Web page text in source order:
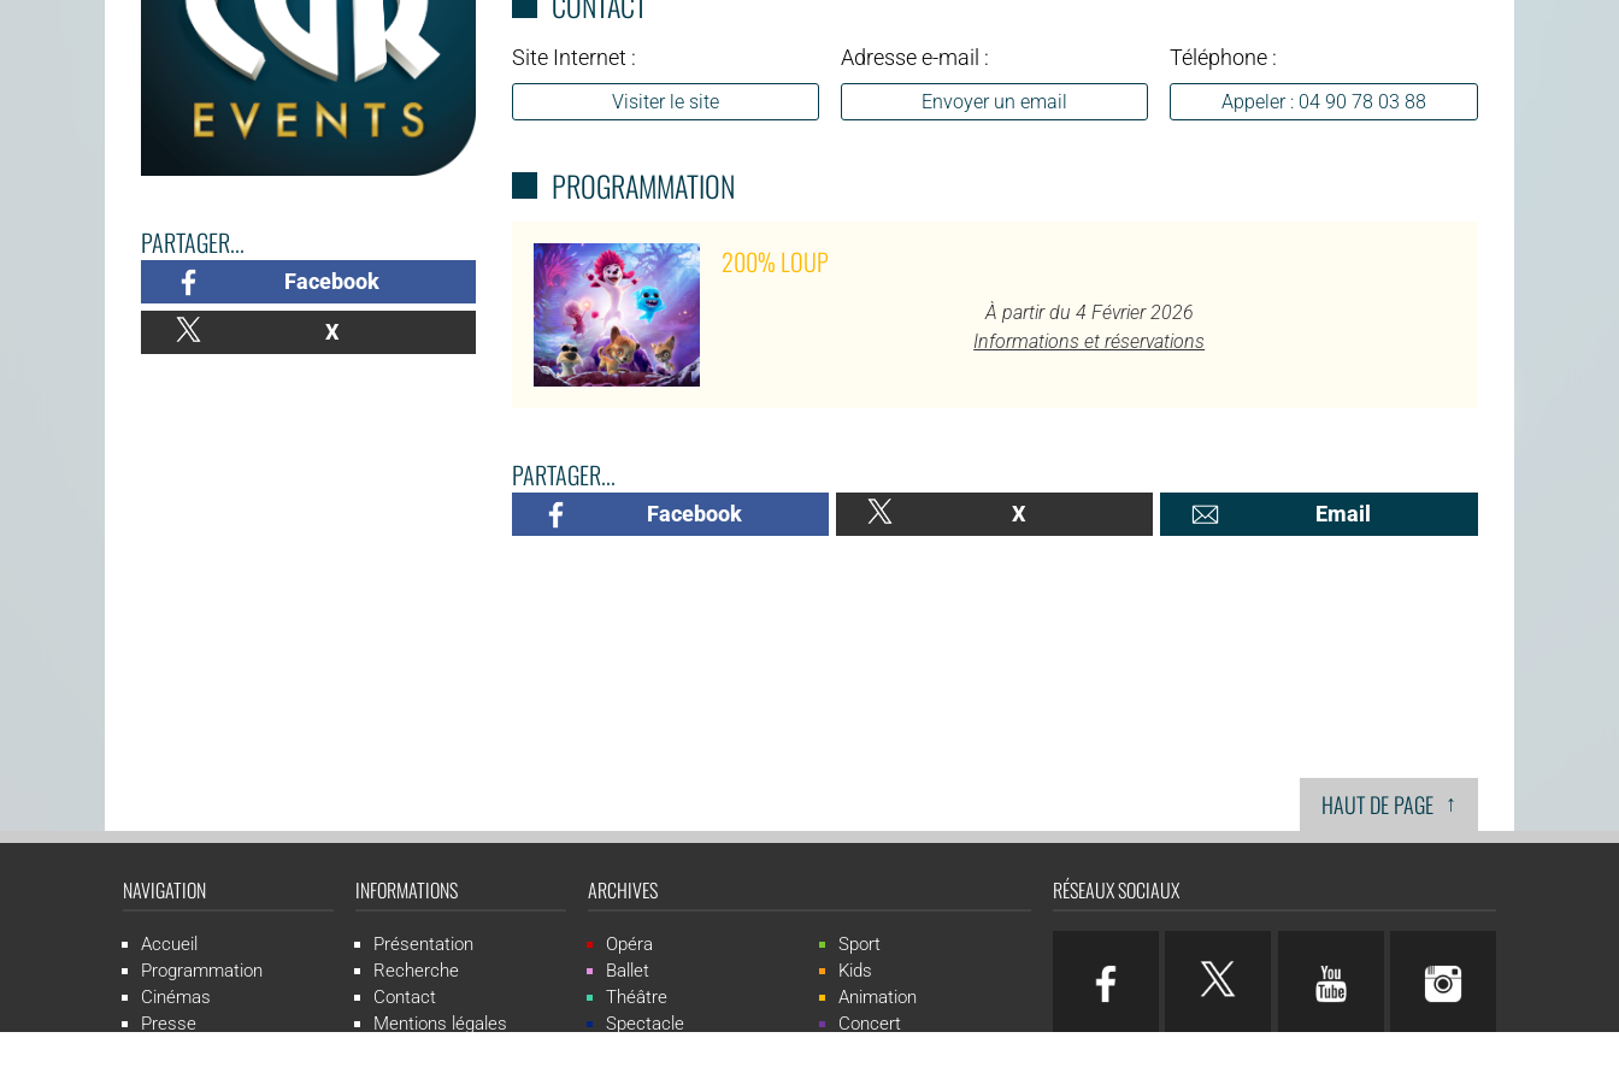
PARTAGER...
Facebook
X
Site Internet :
Visiter le site
Adresse e-mail :
Envoyer un email
Téléphone :
Appeler : 04 90 78 03 88
PROGRAMMATION
200% LOUP
À partir du 4 Février 2026
Informations et réservations
PARTAGER...
Facebook X Email
HAUT DE PAGE ↑
NAVIGATION
Accueil
Programmation
Cinémas
Presse
INFORMATIONS
Présentation
Recherche
Contact
Mentions légales
ARCHIVES
Opéra
Ballet
Théâtre
Spectacle
Sport
Kids
Animation
Concert
RÉSEAUX SOCIAUX